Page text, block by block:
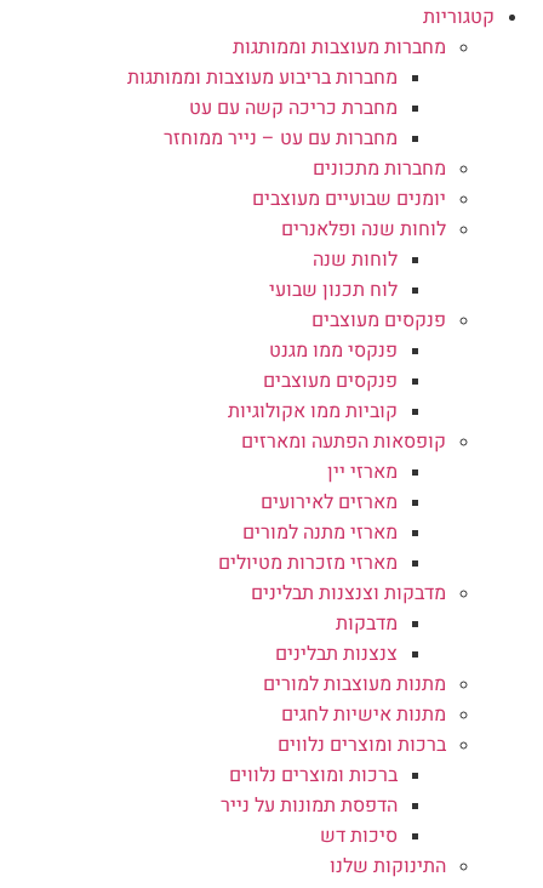
קטגוריות
מחברות מעוצבות וממותגות
מחברות בריבוע מעוצבות וממותגות
מחברת כריכה קשה עם עט
מחברות עם עט – נייר ממוחזר
מחברות מתכונים
יומנים שבועיים מעוצבים
לוחות שנה ופלאנרים
לוחות שנה
לוח תכנון שבועי
פנקסים מעוצבים
פנקסי ממו מגנט
פנקסים מעוצבים
קוביות ממו אקולוגיות
קופסאות הפתעה ומארזים
מארזי יין
מארזים לאירועים
מארזי מתנה למורים
מארזי מזכרות מטיולים
מדבקות וצנצנות תבלינים
מדבקות
צנצנות תבלינים
מתנות מעוצבות למורים
מתנות אישיות לחגים
ברכות ומוצרים נלווים
ברכות ומוצרים נלווים
הדפסת תמונות על נייר
סיכות דש
התינוקות שלנו